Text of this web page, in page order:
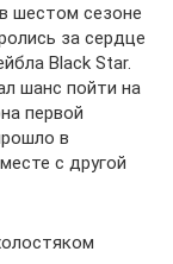
шестом сезоне
за сердце
Black Star.
шанс пойти на
первой
в
с другой